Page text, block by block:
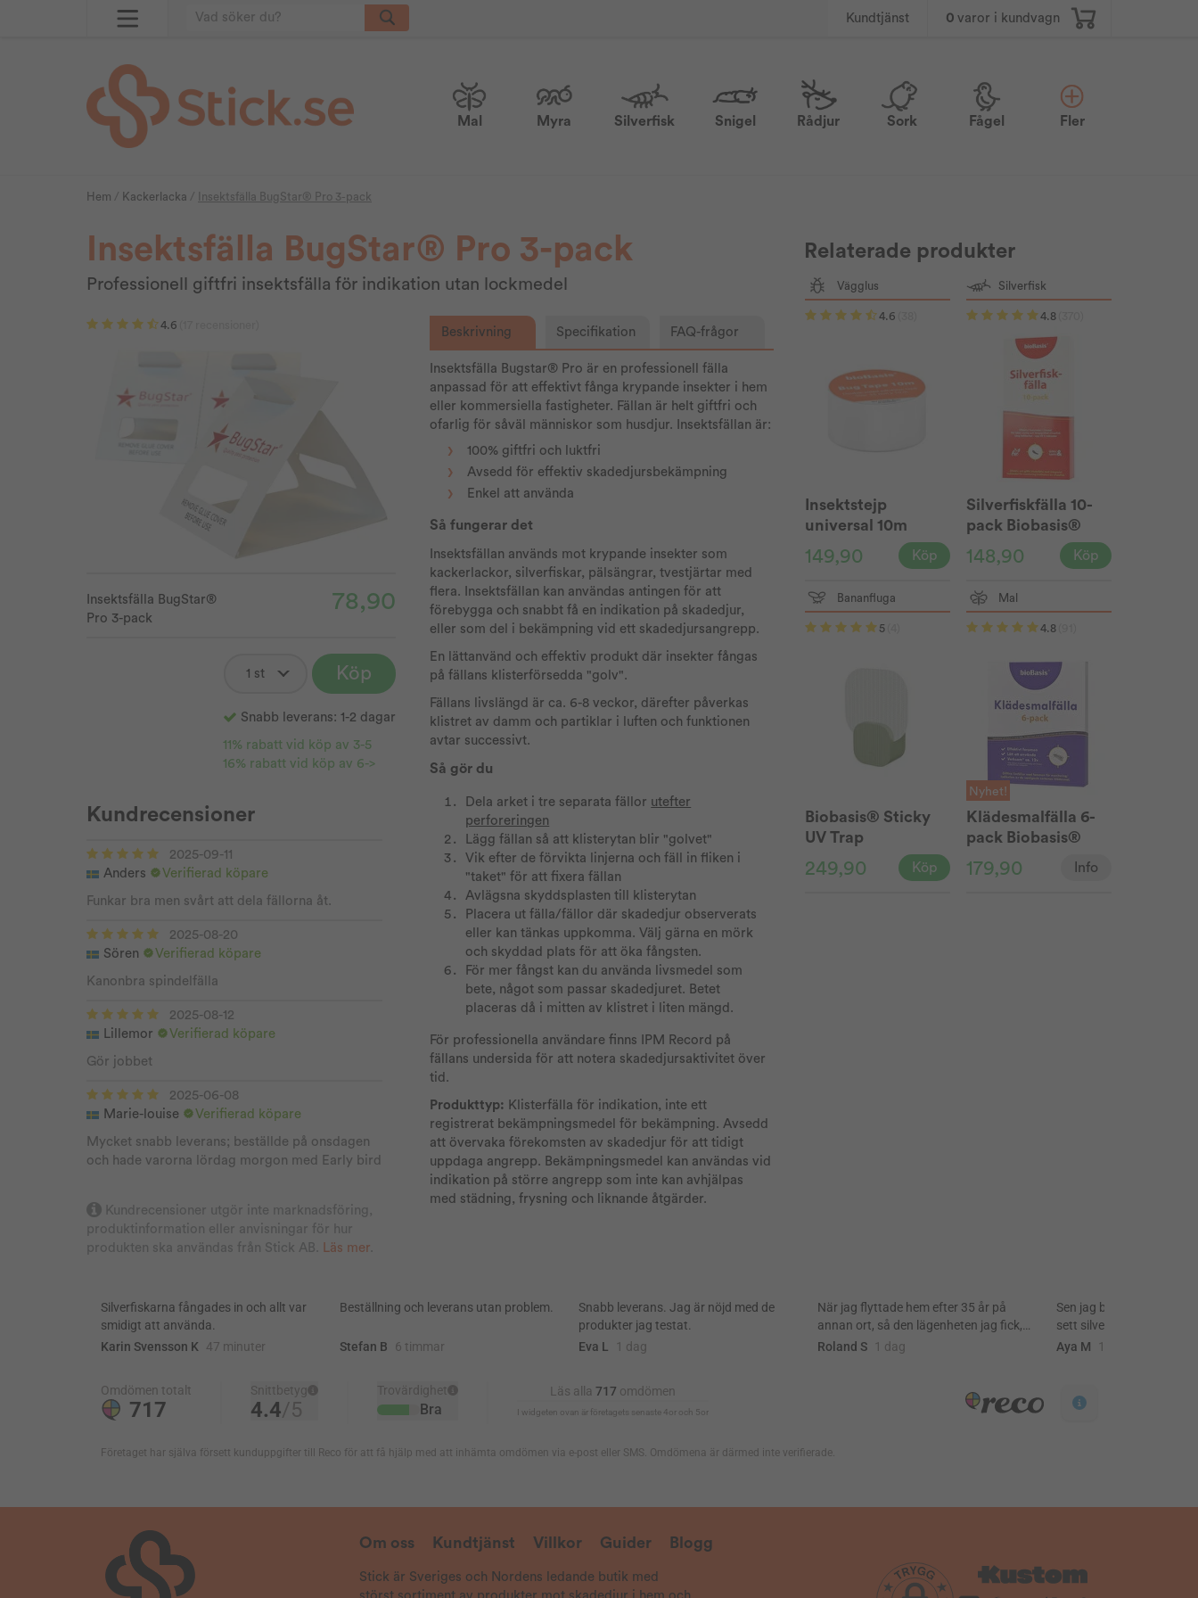
Kundtjänst 0 varor i kundvagn
Mal Myra Silverfisk Snigel Rådjur Sork Fågel Fler
Hem / Kackerlacka / Insektsfälla BugStar® Pro 3-pack
Insektsfälla BugStar® Pro 3-pack
Professionell giftfri insektsfälla för indikation utan lockmedel
4.6
Insektsfälla BugStar®
Pro 3-pack
78,90
Köp
Snabb leverans: 1-2 dagar
11% rabatt vid köp av 3-5
16% rabatt vid köp av 6->
Beskrivning Specifikation FAQ-frågor
Insektsfälla Bugstar® Pro är en professionell fälla
anpassad för att effektivt fånga krypande insekter i hem
eller kommersiella fastigheter. Fällan är helt giftfri och
ofarlig för såväl människor som husdjur. Insektsfällan är:
100% giftfri och luktfri
Avsedd för effektiv skadedjursbekämpning
Enkel att använda
Så fungerar det
Insektsfällan används mot krypande insekter som
kackerlackor, silverfiskar, pälsängrar, tvestjärtar med
flera. Insektsfällan kan användas antingen för att
förebygga och snabbt få en indikation på skadedjur,
eller som del i bekämpning vid ett skadedjursangrepp.
En lättanvänd och effektiv produkt där insekter fångas
på fällans klisterförsedda "golv".
Fällans livslängd är ca. 6-8 veckor, därefter påverkas
klistret av damm och partiklar i luften och funktionen
avtar successivt.
Så gör du
Dela arket i tre separata fällor utefter
perforeringen
Lägg fällan så att klisterytan blir "golvet"
Vik efter de förvikta linjerna och fäll in fliken i
"taket" för att fixera fällan
Avlägsna skyddsplasten till klisterytan
Placera ut fälla/fällor där skadedjur observerats
eller kan tänkas uppkomma. Välj gärna en mörk
och skyddad plats för att öka fångsten.
För mer fångst kan du använda livsmedel som
bete, något som passar skadedjuret. Betet
placeras då i mitten av klistret i liten mängd.
För professionella användare finns IPM Record på
fällans undersida för att notera skadedjursaktivitet över
tid.
Produkttyp: Klisterfälla för indikation, inte ett
registrerat bekämpningsmedel för bekämpning. Avsedd
att övervaka förekomsten av skadedjur för att tidigt
uppdaga angrepp. Bekämpningsmedel kan användas vid
indikation på större angrepp som inte kan avhjälpas
med städning, frysning och liknande åtgärder.
Kundrecensioner
2025-09-11
Anders
Verifierad köpare
Funkar bra men svårt att dela fällorna åt.
2025-08-20
Sören
Verifierad köpare
Kanonbra spindelfälla
2025-08-12
Lillemor
Verifierad köpare
Gör jobbet
2025-06-08
Marie-louise
Verifierad köpare
Mycket snabb leverans; beställde på onsdagen
och hade varorna lördag morgon med Early bird
lättanvänd.
2025-06-05
2025-05-23
B Anders G
Verifierad köpare
genom perforeringen. Snabb frakt.
Peter David
Verifierad köpare
2025-01-16
Anonym
Enkelt men välfungerande!
2024-11-08
Kundrecensioner utgör inte marknadsföring,
produktinformation eller anvisningar för hur
produkten ska användas från Stick AB.
Läs mer
Relaterade produkter
Vägglus
4.6
Insektstejp
universal 10m
Biobasis®
149,90 Köp
Silverfisk
4.8
Silverfiskfälla 10-
pack Biobasis®
148,90 Köp
Bananfluga
5
Biobasis® Sticky
UV Trap
249,90 Köp
Mal
4.8
Nyhet!
Klädesmalfälla 6-
pack Biobasis®
179,90 Info
Om oss Kundtjänst Villkor Guider Blogg
Stick är Sveriges och Nordens ledande butik med